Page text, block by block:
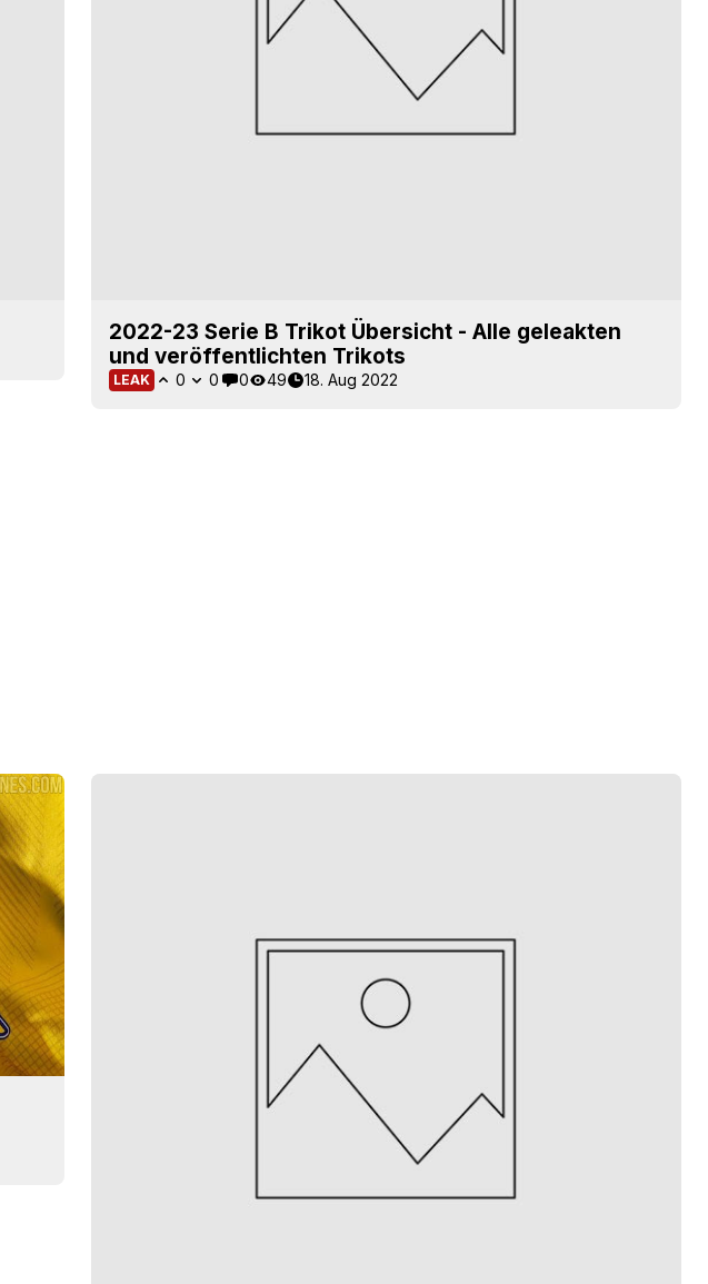
2022-23 Serie B Trikot Übersicht - Alle geleakten
und veröffentlichten Trikots
LEAK 0 0 0 49 18. Aug 2022